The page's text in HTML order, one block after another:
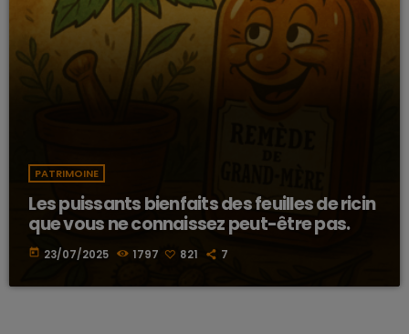
PATRIMOINE
Les puissants bienfaits des feuilles de ricin
que vous ne connaissez peut-être pas.
today 23/07/2025 1797 821 7